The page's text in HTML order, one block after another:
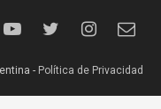
- Política de Privacidad